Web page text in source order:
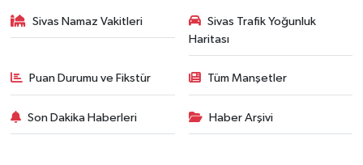
Sivas Namaz Vakitleri
Sivas Trafik Yoğunluk
Haritası
Puan Durumu ve Fikstür Tüm Manşetler
Son Dakika Haberleri Haber Arşivi